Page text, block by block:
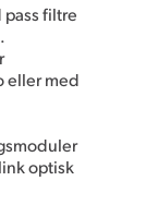
pass filtre
eller med
optisk